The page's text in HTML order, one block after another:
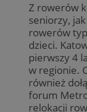
Z rowerów
seniorzy,
rowerów
dzieci.
pierwszy 4
w regionie.
również
forum
relokacji